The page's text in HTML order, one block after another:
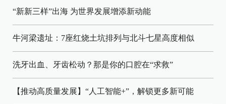
“新新三样”出海 为世界发展增添新动能
牛河梁遗址：7座红烧土坑排列与北斗七星高度相似
洗牙出血、牙齿松动？那是你的口腔在“求救”
【推动高质量发展】“人工智能+”，解锁更多新可能